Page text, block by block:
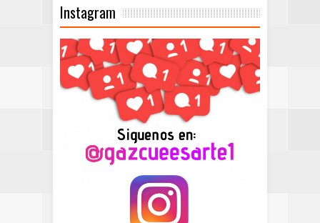
Instagram